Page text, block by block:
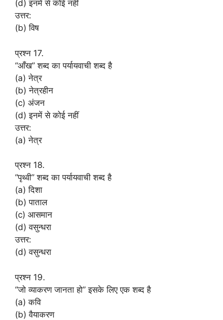
(d) इनमें से कोई नहीं
उत्तर:
(b) विष
प्रश्न 17.
“आँख” शब्द का पर्यायवाची शब्द है
(a) नेत्र
(b) नेत्रहीन
(c) अंजन
(d) इनमें से कोई नहीं
उत्तर:
(a) नेत्र
प्रश्न 18.
“पृथ्वी” शब्द का पर्यायवाची शब्द है
(a) दिशा
(b) पाताल
(c) आसमान
(d) वसुन्धरा
उत्तर:
(d) वसुन्धरा
प्रश्न 19.
“जो व्याकरण जानता हो” इसके लिए एक शब्द है
(a) कवि
(b) वैयाकरण